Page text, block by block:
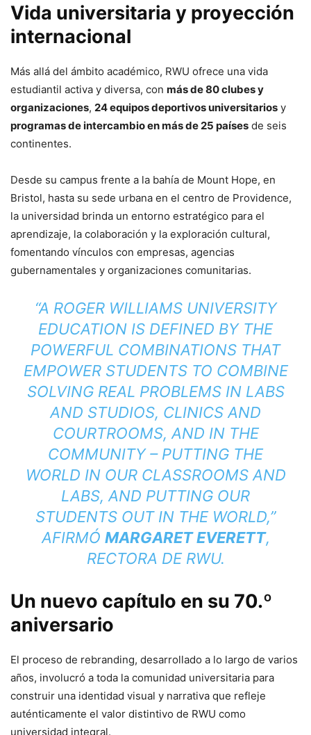
Vida universitaria y proyección
internacional
Más allá del ámbito académico, RWU ofrece una vida
estudiantil activa y diversa, con más de 80 clubes y
organizaciones, 24 equipos deportivos universitarios y
programas de intercambio en más de 25 países de seis
continentes.
Desde su campus frente a la bahía de Mount Hope, en
Bristol, hasta su sede urbana en el centro de Providence,
la universidad brinda un entorno estratégico para el
aprendizaje, la colaboración y la exploración cultural,
fomentando vínculos con empresas, agencias
gubernamentales y organizaciones comunitarias.
“A ROGER WILLIAMS UNIVERSITY
EDUCATION IS DEFINED BY THE
POWERFUL COMBINATIONS THAT
EMPOWER STUDENTS TO COMBINE
SOLVING REAL PROBLEMS IN LABS
AND STUDIOS, CLINICS AND
COURTROOMS, AND IN THE
COMMUNITY – PUTTING THE
WORLD IN OUR CLASSROOMS AND
LABS, AND PUTTING OUR
STUDENTS OUT IN THE WORLD,”
AFIRMÓ MARGARET EVERETT,
RECTORA DE RWU.
Un nuevo capítulo en su 70.º
aniversario
El proceso de rebranding, desarrollado a lo largo de varios
años, involucró a toda la comunidad universitaria para
construir una identidad visual y narrativa que refleje
auténticamente el valor distintivo de RWU como
universidad integral.